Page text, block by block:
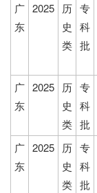
广
东
2025 历
史
类
专
科
批
广
东
2025 历
史
类
专
科
批
广
东
2025 历
史
类
专
科
批